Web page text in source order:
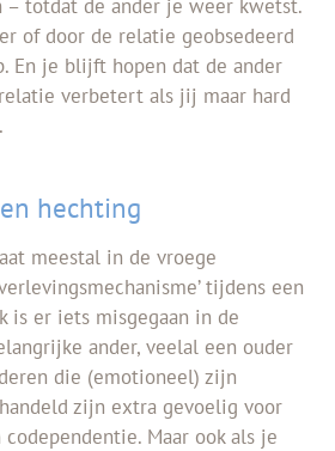
– totdat de ander je weer kwetst.
of door de relatie geobsedeerd
En je blijft hopen dat de ander
verbetert als jij maar hard
hechting
meestal in de vroege
tijdens een
is er iets misgegaan in de
ander, veelal een ouder
die (emotioneel) zijn
zijn extra gevoelig voor
Maar ook als je